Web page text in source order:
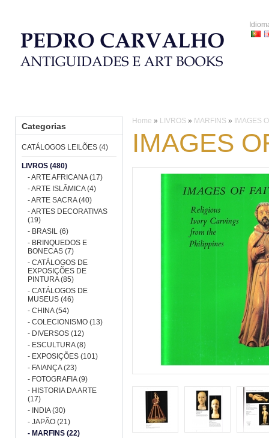
Categorias
CATÁLOGOS LEILÕES (4)
LIVROS (480)
- ARTE AFRICANA (17)
- ARTE ISLÂMICA (4)
- ARTE SACRA (40)
- ARTES DECORATIVAS
(19)
- BRASIL (6)
- BRINQUEDOS E
BONECAS (7)
- CATÁLOGOS DE
EXPOSIÇÕES DE
PINTURA (85)
- CATÁLOGOS DE
MUSEUS (46)
- CHINA (54)
- COLECIONISMO (13)
- DIVERSOS (12)
- ESCULTURA (8)
- EXPOSIÇÕES (101)
- FAIANÇA (23)
- FOTOGRAFIA (9)
- HISTORIA DA ARTE
(17)
- INDIA (30)
- JAPÃO (21)
- MARFINS (22)
Home » LIVROS » MARFINS » IMAGES
IMAGES